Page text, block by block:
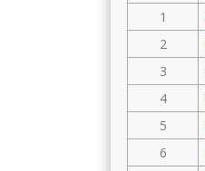
1
2
3
4
5
6